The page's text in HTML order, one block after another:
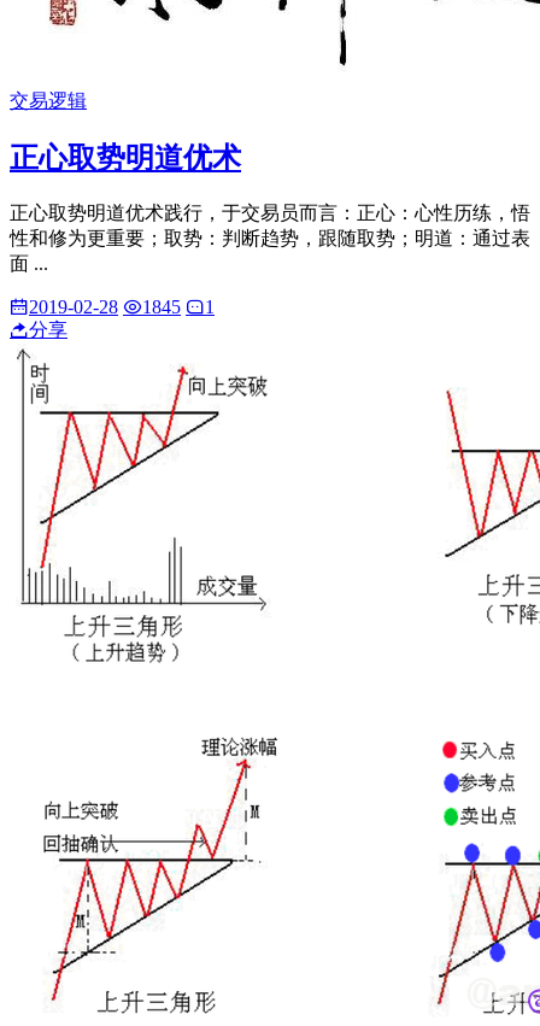
交易逻辑
正心取势明道优术
正心取势明道优术践行，于交易员而言：正心：心性历练，悟
性和修为更重要；取势：判断趋势，跟随取势；明道：通过表
面 ...
2019-02-28 1845
1
分享